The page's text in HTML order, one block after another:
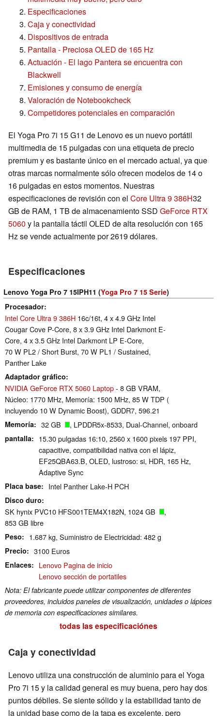
Especificaciones
Caja y conectividad
Dispositivos de entrada
Pantalla - Preciosa OLED de 165 Hz
Actuación - El lago Pantera se encuentra con
Blackwell
Emisiones y consumo de energía
Valoración de Notebookcheck
Competidores potenciales en comparación
El Yoga Pro 7i 15 G11 de Lenovo es un nuevo portátil
multimedia de 15 pulgadas con una etiqueta de precio
premium y es bastante único en el mercado actual, ya que
otras marcas normalmente sólo ofrecen modelos de 14 o
16 pulgadas en estos momentos. Nuestras
especificaciones de revisión con el Core Ultra 9 386H32
GB de RAM, 1 TB de almacenamiento SSD GeForce RTX
5060 y la pantalla táctil OLED de alta resolución con 165
Hz se vende actualmente por 2619 dólares.
Especificaciones
Lenovo Yoga Pro 7 15IPH11 (Yoga Pro 7 15 Serie)
Procesador
Intel Core Ultra 9 386H 16c/16t, 4 x 4.9 GHz Intel
Cougar Cove P-Core, 8 x 3.9 GHz Intel Darkmont E-
Core, 4 x 3.5 GHz Intel Darkmont LP E-Core,
70 W PL2 / Short Burst, 70 W PL1 / Sustained,
Panther Lake
Adaptador gráfico
NVIDIA GeForce RTX 5060 Laptop- 8 GB VRAM,
Núcleo: 1770 MHz, Memoría: 1500 MHz, 85 W TDP (
incluyendo 10 W Dynamic Boost), GDDR7, 596.21
Memoría 32 GB , LPDDR5x-8533, Dual-Channel, onboard
pantalla
15.30 pulgadas 16:10, 2560 x 1600 pixels 197 PPI,
capacitive, compatibilidad nativa con el lápiz,
EF25QBA63.B, OLED, lustroso: si, HDR, 165 Hz,
Adaptive Sync
Placa base Intel Panther Lake-H PCH
Disco duro
SK hynix PVC10 HFS001TEM4X182N, 1024 GB
,
853 GB libre
Peso 1.687 kg, Suministro de Electricidad: 482 g
Precio 3100 Euros
Enlaces
Lenovo Pagina de inicio
Lenovo sección de portatiles
Nota: El fabricante puede utilizar componentes de diferentes
proveedores, incluidos paneles de visualización, unidades o lápices
de memoria con especificaciones similares.
todas las especificaciónes
Caja y conectividad
Lenovo utiliza una construcción de aluminio para el Yoga
Pro 7i 15 y la calidad general es muy buena, pero hay dos
puntos débiles. Se siente sólido y la estabilidad tanto de
la unidad base como de la tapa es excelente, pero